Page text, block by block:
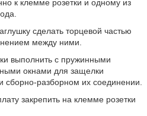
к клемме розетки и одному из
сделать торцевой частью
между ними.
выполнить с пружинными
окнами для защелки
сборно-разборном их соединении.
закрепить на клемме розетки